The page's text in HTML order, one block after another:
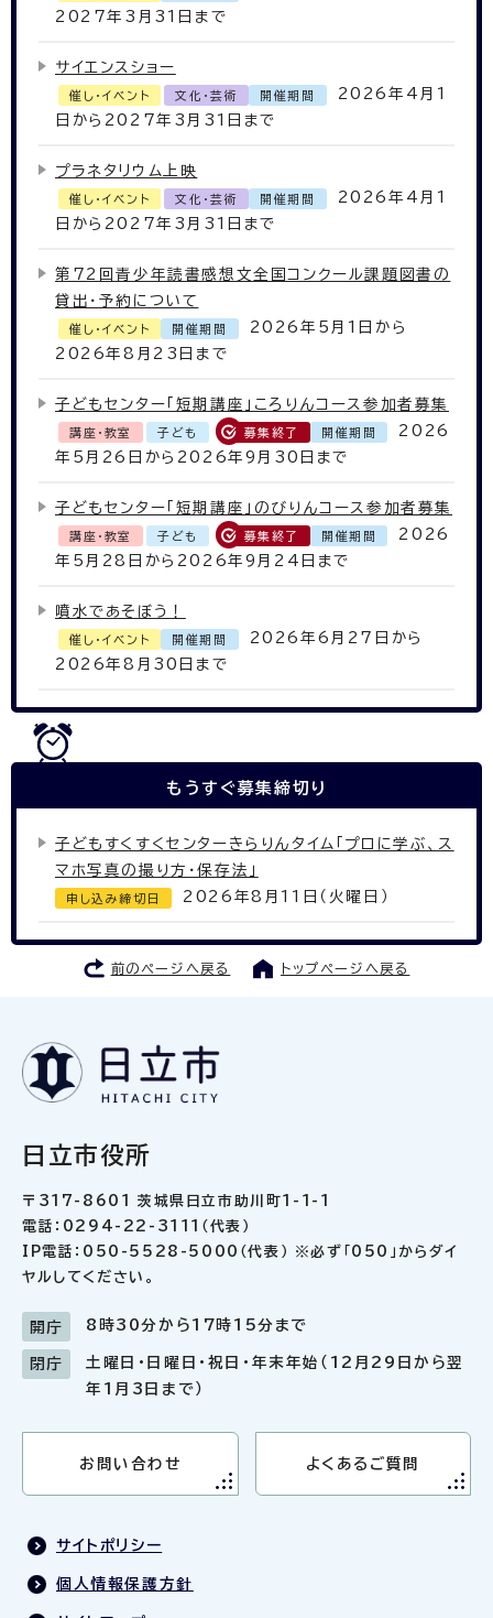
2027年3月31日まで
サイエンスショー
催し・イベント 文化・芸術 開催期間
2026年4月1
日から2027年3月31日まで
プラネタリウム上映
催し・イベント 文化・芸術 開催期間
2026年4月1
日から2027年3月31日まで
第72回青少年読書感想文全国コンクール課題図書の
貸出・予約について
催し・イベント 開催期間
2026年5月1日から
2026年8月23日まで
子どもセンター「短期講座」ころりんコース参加者募集
講座・教室 子ども 募集終了 開催期間
2026
年5月26日から2026年9月30日まで
子どもセンター「短期講座」のびりんコース参加者募集
講座・教室 子ども 募集終了 開催期間
2026
年5月28日から2026年9月24日まで
噴水であそぼう！
催し・イベント 開催期間
2026年6月27日から
2026年8月30日まで
もうすぐ募集締切り
子どもすくすくセンターきらりんタイム「プロに学ぶ、ス
マホ写真の撮り方・保存法」
申し込み締切日 2026年8月11日（火曜日）
前のページへ戻る トップページへ戻る
日立市役所
〒317-8601 茨城県日立市助川町1-1-1
電話：0294-22-3111（代表）
IP電話：050-5528-5000（代表） ※必ず「050」からダイ
ヤルしてください。
開庁 8時30分から17時15分まで
閉庁
土曜日・日曜日・祝日・年末年始（12月29日から翌
年1月3日まで）
お問い合わせ よくあるご質問
サイトポリシー
個人情報保護方針